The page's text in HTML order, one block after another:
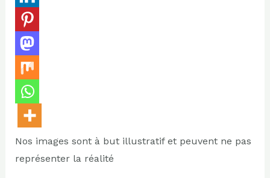
Nos images sont à but illustratif et peuvent ne pas
représenter la réalité